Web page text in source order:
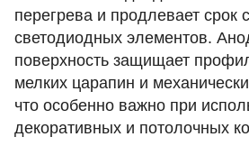
перегрева и продлевает срок
светодиодных элементов.
поверхность защищает
мелких царапин и
что особенно важно при
декоративных и потолочных